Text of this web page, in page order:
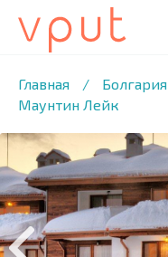
Главная / Болгария
Маунтин Лейк
/7 ФОТО